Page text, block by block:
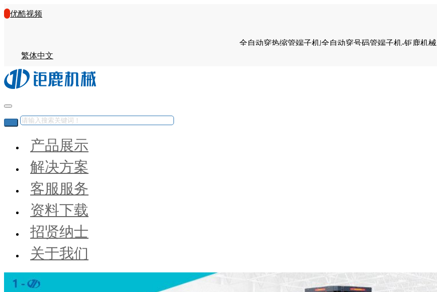
优酷视频
全自动穿热缩管端子机|全自动穿号码管端子机-钜鹿机械
繁体中文
产品展示
解决方案
客服服务
资料下载
招贤纳士
关于我们